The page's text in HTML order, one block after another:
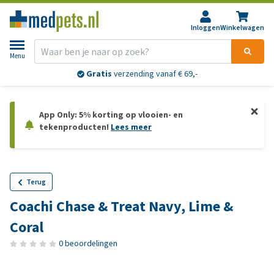
InloggenWinkelwagen
Menu
Gratis verzending vanaf € 69,-
App Only: 5% korting op vlooien- en
tekenproducten! Lees meer
Terug
Coachi Chase & Treat Navy, Lime &
Coral
0 beoordelingen